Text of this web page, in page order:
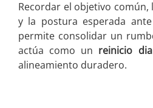
Recordar el objetivo
y la postura esperada
permite consolidar un
actúa como un reinicio
alineamiento duradero.